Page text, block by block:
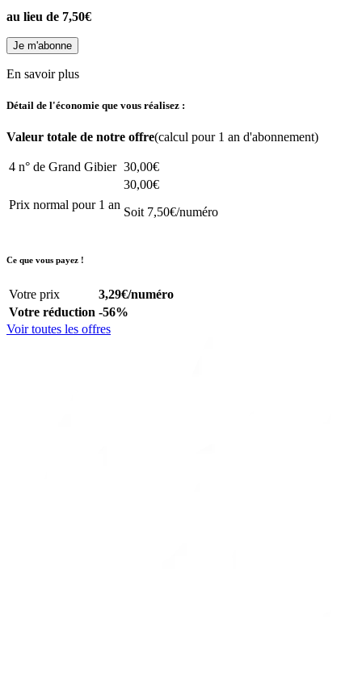
au lieu de 7,50€
En savoir plus
Détail de l'économie que vous réalisez :
Valeur totale de notre offre(calcul pour 1 an d'abonnement)
4 n° de Grand Gibier 30,00€
Prix normal pour 1 an
30,00€
Soit 7,50€/numéro
Ce que vous payez !
Votre prix 3,29€/numéro
Votre réduction -56%
Voir toutes les offres